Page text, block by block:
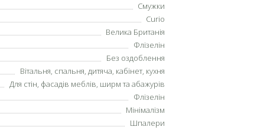
Смужки
Curio
Велика Британія
Флізелін
Без оздоблення
Вітальня, спальня, дитяча, кабінет, кухня
Для стін, фасадів меблів, ширм та абажурів
Флізелін
Мінімалізм
Шпалери